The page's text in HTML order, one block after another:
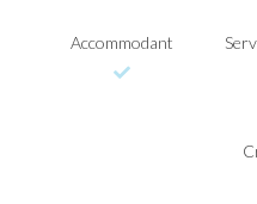
Accommodant